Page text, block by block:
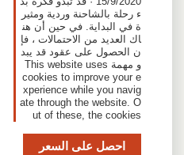
ء رحلة بالشاحنة وردية ومثير
ة في البداية. في حين أن هن
اك العديد من الاحتمالات ، فإ
ن الحصول على عقود قد يبد
و مهمة This website uses
cookies to improve your e
xperience while you navig
ate through the website. O
ut of these, the cookies
احصل على السعر